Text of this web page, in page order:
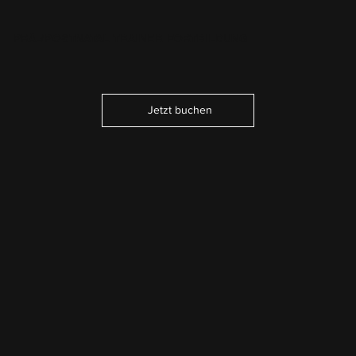
Jetzt buchen